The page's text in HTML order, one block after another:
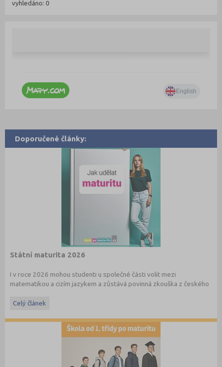
vyhledáno: 0
Doporučené články:
Státní maturita 2026
I v roce 2026 mohou studenti u společné části volit mezi
matematikou a cizím jazykem a zůstává povinná zkouška z českého
informacemi.
Celý článek